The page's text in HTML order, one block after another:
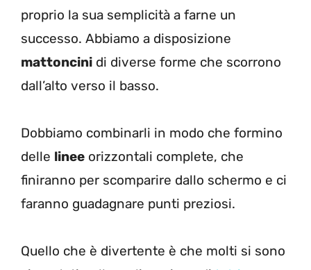
proprio la sua semplicità a farne un
successo. Abbiamo a disposizione
mattoncini di diverse forme che scorrono
dall’alto verso il basso.
Dobbiamo combinarli in modo che formino
delle linee orizzontali complete, che
finiranno per scomparire dallo schermo e ci
faranno guadagnare punti preziosi.
Quello che è divertente è che molti si sono